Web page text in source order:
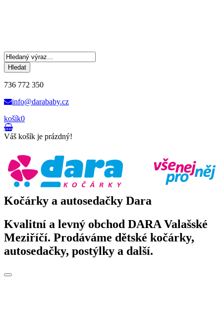
Hledat
736 772 350
info@darababy.cz
košík0
Váš košík je prázdný!
Kočárky a autosedačky Dara
Kvalitní a levný obchod DARA Valašské
Meziříčí. Prodáváme dětské kočárky,
autosedačky, postýlky a další.
Toggle